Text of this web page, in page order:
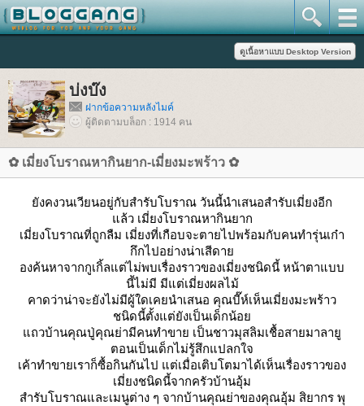
บ่งบ๊ง
ฝากข้อความหลังไมค์
ผู้ติดตามบล็อก : 1914 คน
✿ เมี่ยงโบราณหากินยาก-เมี่ยงมะพร้าว ✿
ังคงวนเวียนอยู่กับสำรับโบราณ วันนี้นำเสนอสำรับเมี่ยงอีก
ล้ว เมี่ยงโบราณหากินยาก
เมี่ยงโบราณที่ถูกลืม เมี่ยงที่เกือบจะตายไปพร้อมกับคนทำรุ่นเก๋า
กึกไปอย่างน่าเสีดา
องค้นหาจากกูเกิ้ลแต่ไม่พบเรื่องราวของเมี่ยงชนิดนี้ หน้าตาแบบ
นี้ไม่มี มีแต่เมี่ยงผลไม้
คาดว่าน่าจะยังไม่มีผู้ใดเคยนำเสนอ คุณบี๊ห์เห็นเมี่ยงมะพร้าว
ชนิดนี้ตั้งแต่ยังเป็นเด็กน้อ
ถวบ้านคุณปู่คุณย่ามีคนทำขาย เป็นชาวมุสลิมเชื้อสายมาลายู
ตอนเป็นเด็กไม่รู้สึกแปลกใจ
เค้าทำขายเราก็ซื้อกินกันไป แต่เมื่อเติบโตมาได้เห็นเรื่องราวของ
เมี่ยงชนิดนี้จากครัวบ้านอุ้ม
สำรับโบราณและเมนูต่าง ๆ จากบ้านคุณย่าของคุณอุ้ม สิยากร พุ